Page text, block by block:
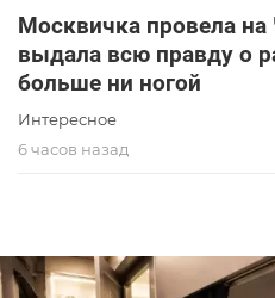
Москвичка провела
выдала всю правду о
больше ни ногой
Интересное
6 часов назад